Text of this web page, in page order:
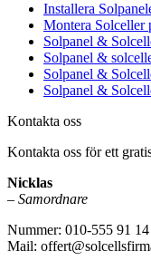
Installera
Montera Solceller
Solpanel &
Solpanel &
Solpanel &
Solpanel &
Kontakta oss
Kontakta oss för ett
Nicklas
– Samordnare
Nummer: 010-555 91 14
Mail: